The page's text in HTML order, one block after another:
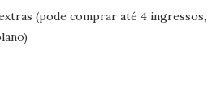
(pode comprar até 4